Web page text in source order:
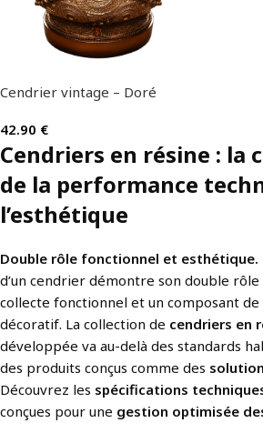
Cendrier vintage – Doré
42.90 €
Cendriers en résine : la
de la performance
l’esthétique
Double rôle fonctionnel et esthétique.
d’un cendrier démontre son double
collecte fonctionnel et un composant
décoratif. La collection de cendriers en
développée va au-delà des standards
des produits conçus comme des
Découvrez les spécifications
conçues pour une gestion optimisée